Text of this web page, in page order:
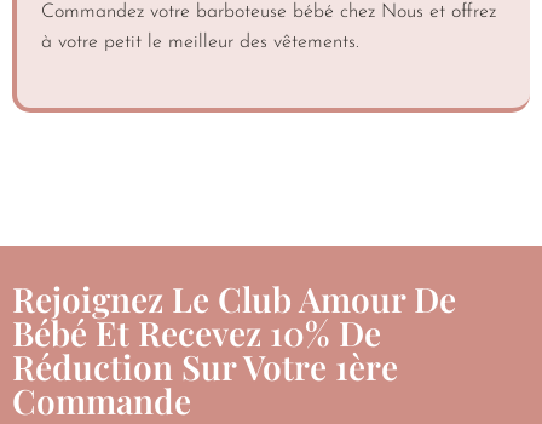
Commandez votre barboteuse bébé chez Nous et offrez
à votre petit le meilleur des vêtements.
Rejoignez Le Club Amour De
Bébé Et Recevez 10% De
Réduction Sur Votre 1ère
Commande